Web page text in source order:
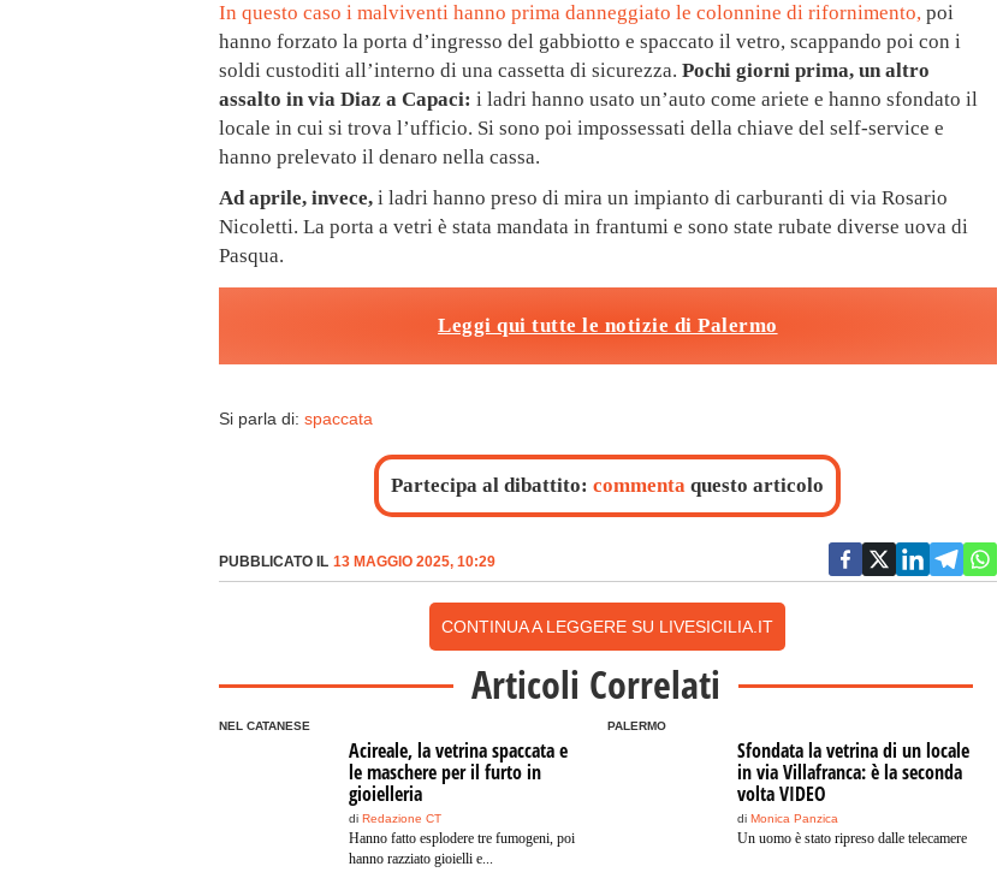
In questo caso i malviventi hanno prima danneggiato le colonnine di rifornimento, poi
hanno forzato la porta d’ingresso del gabbiotto e spaccato il vetro, scappando poi con i
soldi custoditi all’interno di una cassetta di sicurezza. Pochi giorni prima, un altro
assalto in via Diaz a Capaci: i ladri hanno usato un’auto come ariete e hanno sfondato il
locale in cui si trova l’ufficio. Si sono poi impossessati della chiave del self-service e
hanno prelevato il denaro nella cassa.
Ad aprile, invece, i ladri hanno preso di mira un impianto di carburanti di via Rosario
Nicoletti. La porta a vetri è stata mandata in frantumi e sono state rubate diverse uova di
Pasqua.
Leggi qui tutte le notizie di Palermo
Si parla di: spaccata
Partecipa al dibattito:commenta questo articolo
PUBBLICATO IL 13 MAGGIO 2025, 10:29
CONTINUA A LEGGERE SU LIVESICILIA.IT
Articoli Correlati
NEL CATANESE
Acireale, la vetrina spaccata e
le maschere per il furto in
gioielleria
di Redazione CT
Hanno fatto esplodere tre fumogeni, poi
hanno razziato gioielli e...
PALERMO
Sfondata la vetrina di un locale
in via Villafranca: è la seconda
volta VIDEO
diMonica Panzica
Un uomo è stato ripreso dalle telecamere